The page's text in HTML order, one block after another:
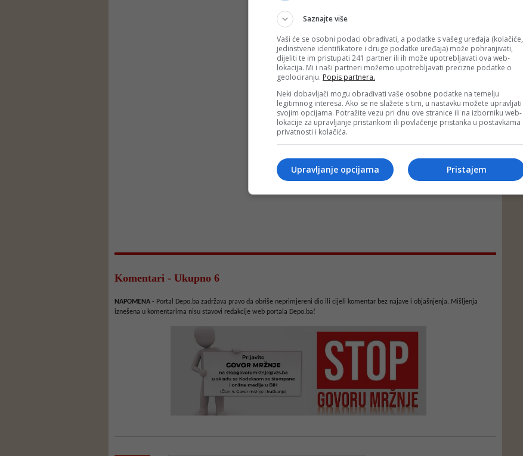
Komentari - Ukupno 6
NAPOMENA - Portal Depo.ba zadržava pravo da obriše neprimjereni dio ili cijeli komentar bez najave i objašnjenja. Mišljenja
iznešena u komentarima nisu stavovi redakcije web portala Depo.ba!
Saznajte više
Vaši će se osobni podaci obrađivati, a podatke s vašeg uređaja (kolačiće,
jedinstvene identifikatore i druge podatke uređaja) može pohranjivati,
dijeliti te im pristupati 241 partner ili ih može upotrebljavati ova web-
lokacija. Mi i naši partneri možemo upotrebljavati precizne podatke o
geolociranju. Popis partnera.
Neki dobavljači mogu obrađivati vaše osobne podatke na temelju
legitimnog interesa. Ako se ne slažete s tim, u nastavku možete upravljati
svojim opcijama. Potražite vezu pri dnu ove stranice ili na izborniku web-
lokacije za upravljanje pristankom ili povlačenje pristanka u postavkama
privatnosti i kolačića.
Pristajem
Upravljanje opcijama